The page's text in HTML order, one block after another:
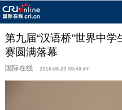
第九届“汉语桥”世界中
赛圆满落幕
国际在线 2016-06-20 09:48:47